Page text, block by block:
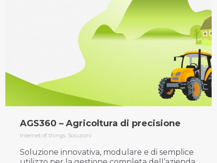
AGS360 – Agricoltura di precisione
Internet of things, Soluzioni
Soluzione innovativa, modulare e di semplice